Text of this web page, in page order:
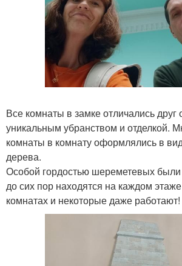
Все комнаты в замке отличались друг
уникальным убранством и отделкой.
комнаты в комнату оформлялись в
дерева.
Особой гордостью шереметевых
до сих пор находятся на каждом
комнатах и некоторые даже работают!